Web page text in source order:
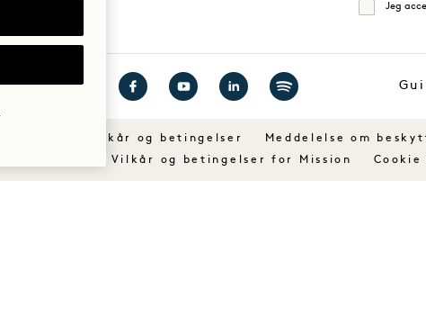
Enig
Jeg
på
Hotels
på
1
Hotels
1
Hotels
1
Hotels
1
Hotels
Vilkår og betingelser Meddelelse om
Vilkår og betingelser for Mission
Cookie